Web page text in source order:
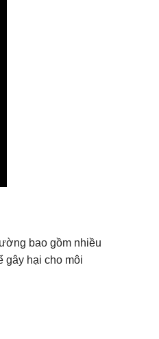
bao gồm nhiều
gây hại cho môi